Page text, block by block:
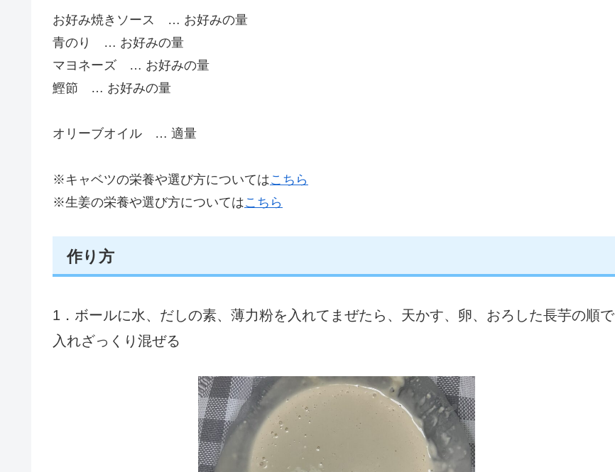
お好み焼きソース … お好みの量
青のり … お好みの量
マヨネーズ … お好みの量
鰹節 … お好みの量
オリーブオイル … 適量
※キャベツの栄養や選び方についてはこちら
※生姜の栄養や選び方についてはこちら
作り方
1．ボールに水、だしの素、薄力粉を入れてまぜたら、天かす、卵、おろした長芋の順で
入れざっくり混ぜる